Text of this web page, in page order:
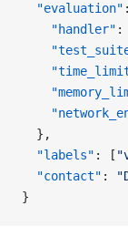
  "evaluation"
    "handler"
:
  },
  "labels"
: [
  "contact"
:
}